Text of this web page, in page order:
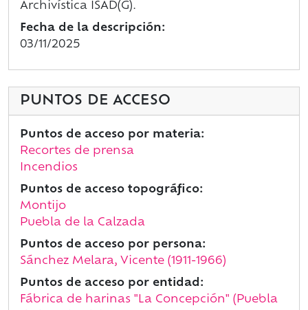
Archivística ISAD(G).
Fecha de la descripción:
03/11/2025
PUNTOS DE ACCESO
Puntos de acceso por materia:
Recortes de prensa
Incendios
Puntos de acceso topográfico:
Montijo
Puebla de la Calzada
Puntos de acceso por persona:
Sánchez Melara, Vicente (1911-1966)
Puntos de acceso por entidad:
Fábrica de harinas "La Concepción" (Puebla